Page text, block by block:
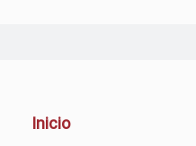
Inicio